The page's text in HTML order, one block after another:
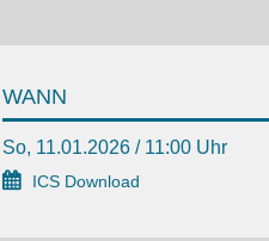
WANN
So, 11.01.2026 / 11:00 Uhr
ICS Download